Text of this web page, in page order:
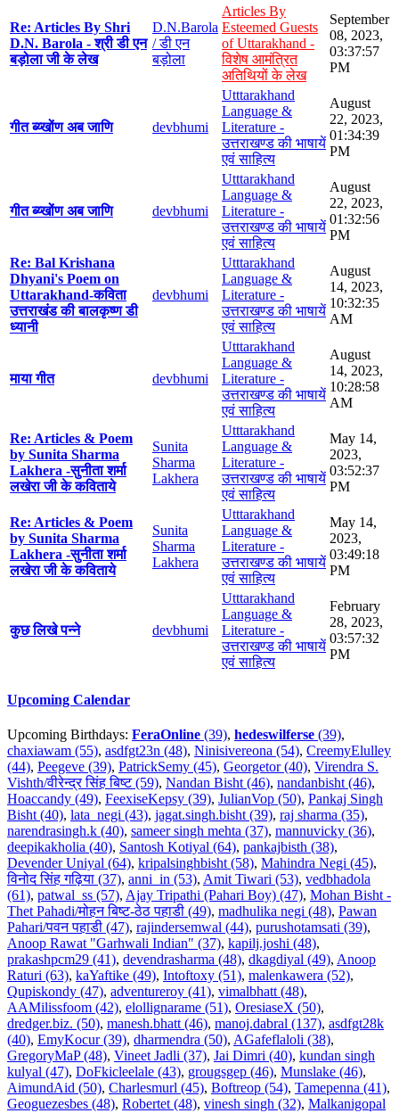
Re: Articles By Shri
D.N. Barola - श्री डी एन
बड़ोला जी के लेख
D.N.Barola
/ डी एन
बड़ोला
Articles By
Esteemed Guests
of Uttarakhand -
विशेष आमंत्रित
अतिथियों के लेख
September
08, 2023,
03:37:57
PM
गीत ब्य्खोंण अब जाणि devbhumi
Utttarakhand
Language &
Literature -
उत्तराखण्ड की भाषायें
एवं साहित्य
August
22, 2023,
01:34:39
PM
गीत ब्य्खोंण अब जाणि devbhumi
Utttarakhand
Language &
Literature -
उत्तराखण्ड की भाषायें
एवं साहित्य
August
22, 2023,
01:32:56
PM
Re: Bal Krishana
Dhyani's Poem on
Uttarakhand-कविता
उत्तराखंड की बालकृष्ण डी
ध्यानी
devbhumi
Utttarakhand
Language &
Literature -
उत्तराखण्ड की भाषायें
एवं साहित्य
August
14, 2023,
10:32:35
AM
माया गीत devbhumi
Utttarakhand
Language &
Literature -
उत्तराखण्ड की भाषायें
एवं साहित्य
August
14, 2023,
10:28:58
AM
Re: Articles & Poem
by Sunita Sharma
Lakhera -सुनीता शर्मा
लखेरा जी के कविताये
Sunita
Sharma
Lakhera
Utttarakhand
Language &
Literature -
उत्तराखण्ड की भाषायें
एवं साहित्य
May 14,
2023,
03:52:37
PM
Re: Articles & Poem
by Sunita Sharma
Lakhera -सुनीता शर्मा
लखेरा जी के कविताये
Sunita
Sharma
Lakhera
Utttarakhand
Language &
Literature -
उत्तराखण्ड की भाषायें
एवं साहित्य
May 14,
2023,
03:49:18
PM
कुछ लिखे पन्ने devbhumi
Utttarakhand
Language &
Literature -
उत्तराखण्ड की भाषायें
एवं साहित्य
February
28, 2023,
03:57:32
PM
Upcoming Calendar
Upcoming Birthdays: FeraOnline (39), hedeswilferse (39),
chaxiawam (55), asdfgt23n (48), Ninisivereona (54), CreemyElulley
(44), Peegeve (39), PatrickSemy (45), Georgetor (40), Virendra S.
Vishth/वीरेन्द्र सिंह बिष्ट (59), Nandan Bisht (46), nandanbisht (46),
Hoaccandy (49), FeexiseKepsy (39), JulianVop (50), Pankaj Singh
Bisht (40), lata_negi (43), jagat.singh.bisht (39), raj sharma (35),
narendrasingh.k (40), sameer singh mehta (37), mannuvicky (36),
deepikakholia (40), Santosh Kotiyal (64), pankajbisth (38),
Devender Uniyal (64), kripalsinghbisht (58), Mahindra Negi (45),
विनोद सिंह गढ़िया (37), anni_in (53), Amit Tiwari (53), vedbhadola
(61), patwal_ss (57), Ajay Tripathi (Pahari Boy) (47), Mohan Bisht -
Thet Pahadi/मोहन बिष्ट-ठेठ पहाडी (49), madhulika negi (48), Pawan
Pahari/पवन पहाडी (47), rajindersemwal (44), purushotamsati (39),
Anoop Rawat "Garhwali Indian" (37), kapilj.joshi (48),
prakashpcm29 (41), devendrasharma (48), dkagdiyal (49), Anoop
Raturi (63), kaYaftike (49), Intoftoxy (51), malenkawera (52),
Qupiskondy (47), adventureroy (41), vimalbhatt (48),
AAMilissfoom (42), elollignarame (51), OresiaseX (50),
dredger.biz. (50), manesh.bhatt (46), manoj.dabral (137), asdfgt28k
(40), EmyKocur (39), dharmendra (50), AGafeflaloli (38),
GregoryMaP (48), Vineet Jadli (37), Jai Dimri (40), kundan singh
kulyal (47), DoFkicleelale (43), grougsgep (46), Munslake (46),
AimundAid (50), Charlesmurl (45), Boftreop (54), Tamepenna (41),
Geoguezesbes (48), Robertet (48), vinesh singh (32), Malkanigopal